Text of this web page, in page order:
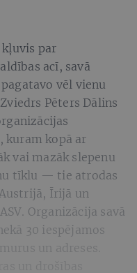
par
acī, savā
vēl vienu
Pēters Dālins
kuram kopā ar
vai mazāk slepenu
tīklu — tie atrodas
Īrijā un
Organizācija savā
30 iespējamos
un adreses.